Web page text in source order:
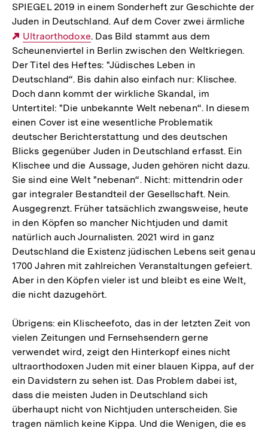
SPIEGEL 2019 in einem Sonderheft zur Geschichte der
Juden in Deutschland. Auf dem Cover zwei ärmliche
Externer
Link:
Ultraorthodoxe. Das Bild stammt aus dem
Scheunenviertel in Berlin zwischen den Weltkriegen.
Der Titel des Heftes: "Jüdisches Leben in
Deutschland“. Bis dahin also einfach nur: Klischee.
Doch dann kommt der wirkliche Skandal, im
Untertitel: "Die unbekannte Welt nebenan“. In diesem
einen Cover ist eine wesentliche Problematik
deutscher Berichterstattung und des deutschen
Blicks gegenüber Juden in Deutschland erfasst. Ein
Klischee und die Aussage, Juden gehören nicht dazu.
Sie sind eine Welt "nebenan“. Nicht: mittendrin oder
gar integraler Bestandteil der Gesellschaft. Nein.
Ausgegrenzt. Früher tatsächlich zwangsweise, heute
in den Köpfen so mancher Nichtjuden und damit
natürlich auch Journalisten. 2021 wird in ganz
Deutschland die Existenz jüdischen Lebens seit genau
1700 Jahren mit zahlreichen Veranstaltungen gefeiert.
Aber in den Köpfen vieler ist und bleibt es eine Welt,
die nicht dazugehört.
Übrigens: ein Klischeefoto, das in der letzten Zeit von
vielen Zeitungen und Fernsehsendern gerne
verwendet wird, zeigt den Hinterkopf eines nicht
ultraorthodoxen Juden mit einer blauen Kippa, auf der
ein Davidstern zu sehen ist. Das Problem dabei ist,
dass die meisten Juden in Deutschland sich
überhaupt nicht von Nichtjuden unterscheiden. Sie
tragen nämlich keine Kippa. Und die Wenigen, die es